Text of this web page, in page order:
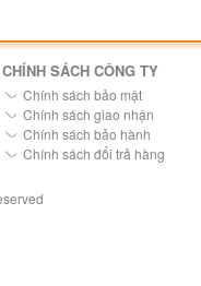
CHÍNH SÁCH CÔNG TY
Chính sách bảo mật
Chính sách giao nhận
Chính sách bảo hành
Chính sách đổi trả hàng